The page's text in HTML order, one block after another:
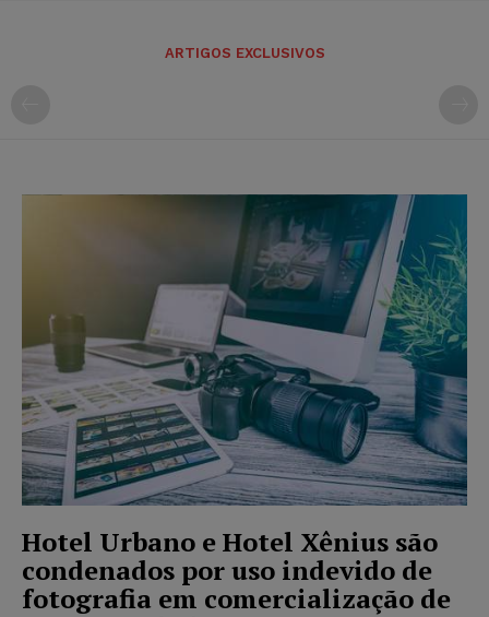
ARTIGOS EXCLUSIVOS
Hotel Urbano e Hotel Xênius são
condenados por uso indevido de
fotografia em comercialização de